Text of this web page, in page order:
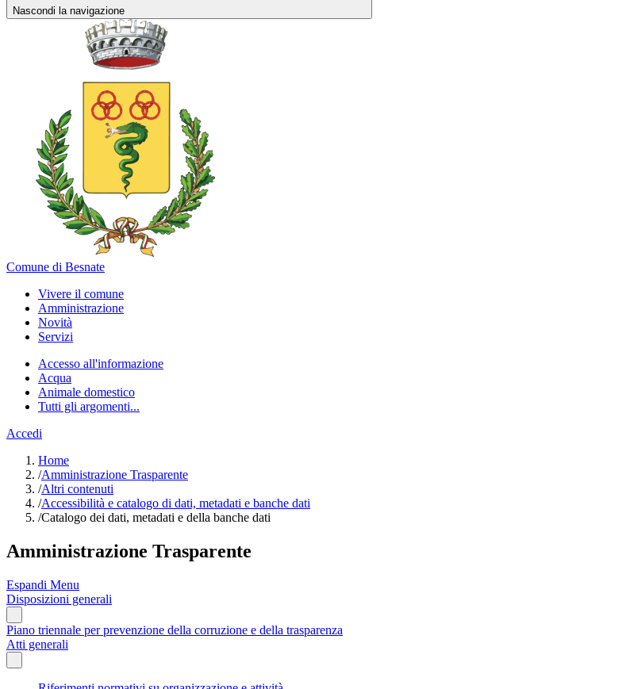
Nascondi la navigazione
Comune di Besnate
Vivere il comune
Amministrazione
Novità
Servizi
Accesso all'informazione
Acqua
Animale domestico
Tutti gli argomenti...
Accedi
Home
/Amministrazione Trasparente
/Altri contenuti
/Accessibilità e catalogo di dati, metadati e banche dati
/Catalogo dei dati, metadati e della banche dati
Amministrazione Trasparente
Espandi Menu
Disposizioni generali
Piano triennale per prevenzione della corruzione e della trasparenza
Atti generali